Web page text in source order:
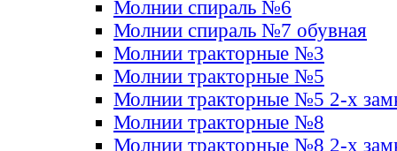
Молнии спираль №6
Молнии спираль №7 обувная
Молнии тракторные №3
Молнии тракторные №5
Молнии тракторные №5 2-х
Молнии тракторные №8
Молнии тракторные №8 2-х